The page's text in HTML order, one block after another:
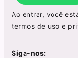
Ao entrar, você
termos de uso e
Siga-nos: